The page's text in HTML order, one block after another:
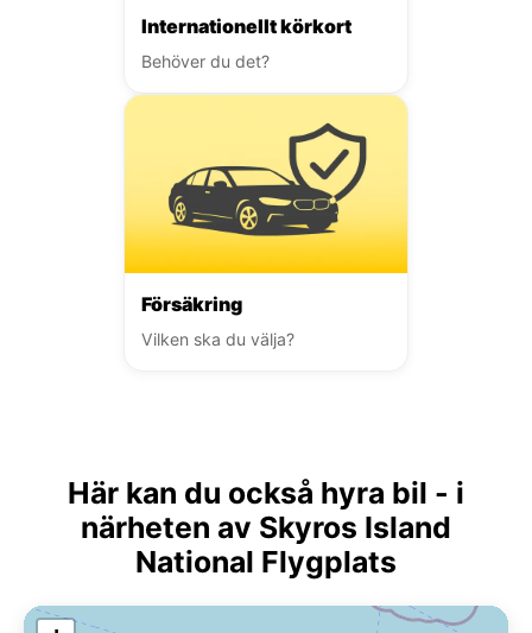
Internationellt körkort
Behöver du det?
Försäkring
Vilken ska du välja?
Här kan du också hyra bil - i
närheten av Skyros Island
National Flygplats